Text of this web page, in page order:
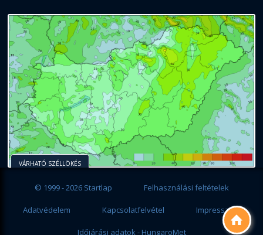

VÁRHATÓ SZÉLLÖKÉS
© 1999 - 2026 Startlap Felhasználási feltételek
Adatvédelem Kapcsolatfelvétel Impresszum
Időjárási adatok - HungaroMet